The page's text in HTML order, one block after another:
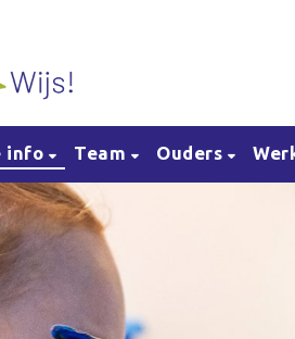
info Team Ouders